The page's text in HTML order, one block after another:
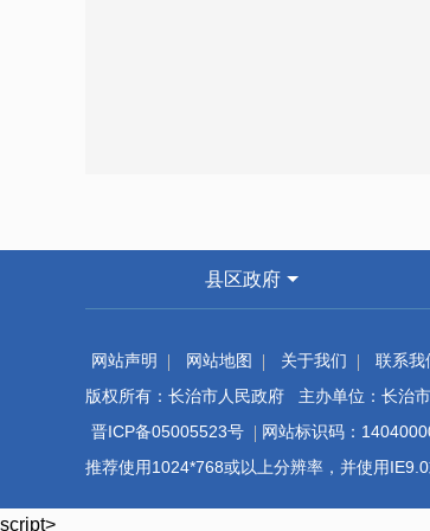
县区政府
网站声明 网站地图 关于我们
联系我
版权所有：长治市人民政府 主办单位：长治
晋ICP备05005523号
网站标识码：
推荐使用1024*768或以上分辨率，并使用
script>